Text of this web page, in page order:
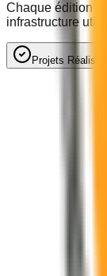
Chaque édition
infrastructure
Projets Réalisés